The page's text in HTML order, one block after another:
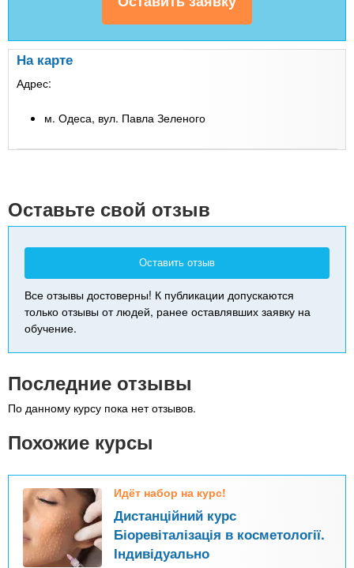
На карте
Адрес:
м. Одеса, вул. Павла Зеленого
Оставьте свой отзыв
Оставить отзыв
Все отзывы достоверны! К публикации допускаются
только отзывы от людей, ранее оставлявших заявку на
обучение.
Последние отзывы
По данному курсу пока нет отзывов.
Похожие курсы
Идёт набор на курс!
Дистанційний курс
Біоревіталізація в косметології.
Індивідуально